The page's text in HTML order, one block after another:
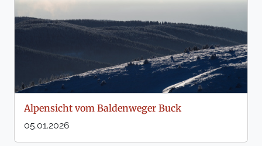
Alpensicht vom Baldenweger Buck
05.01.2026